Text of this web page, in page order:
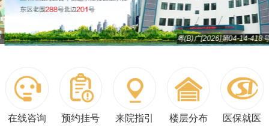
粤(B)广[2026]第04-14-418号
在线咨询 预约挂号 来院指引 楼层分布 医保就医